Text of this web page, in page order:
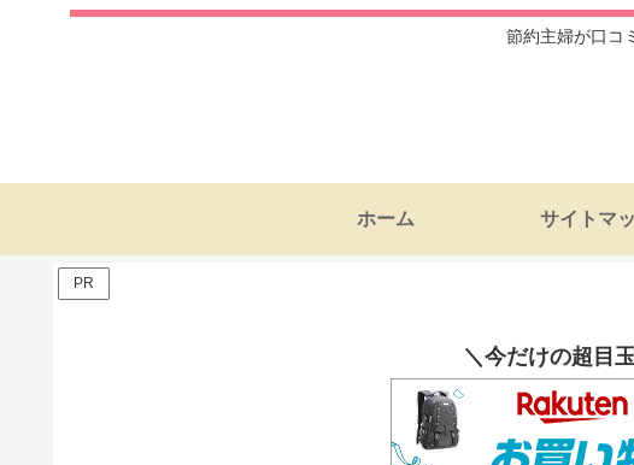
節約主婦が口コ
ホーム サイトマ
PR
＼今だけの超目